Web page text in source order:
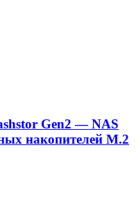
Gen2 — NAS
накопителей M.2